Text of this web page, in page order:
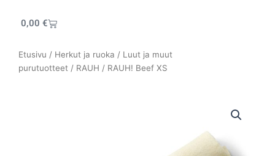
0,00 €Cart
Etusivu / Herkut ja ruoka / Luut ja muut
purutuotteet / RAUH / RAUH! Beef XS